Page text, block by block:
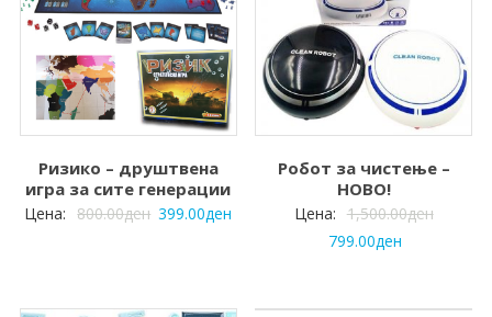
Ризико – друштвена
игра за сите генерации
Цена: 800.00ден 399.00ден
Робот за чистење –
НОВО!
Цена: 1,500.00ден
799.00ден